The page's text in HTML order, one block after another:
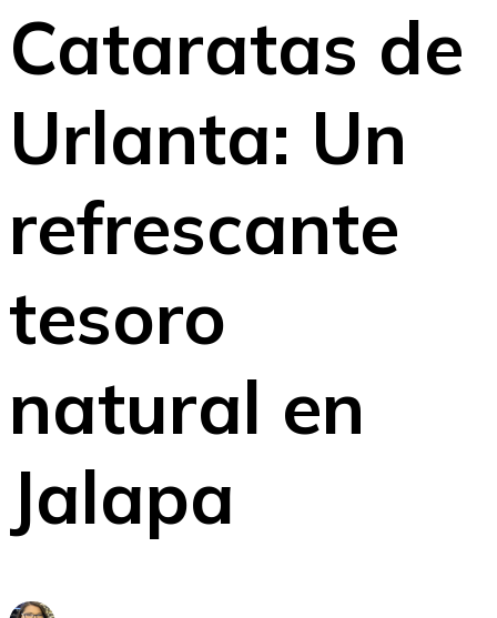
Cataratas de
Urlanta: Un
refrescante
tesoro
natural en
Jalapa